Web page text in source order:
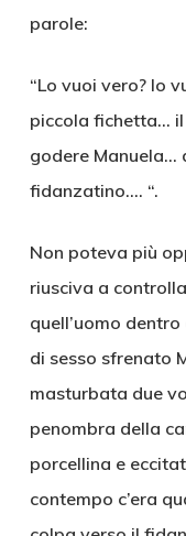
parole:
“Lo vuoi vero? lo
piccola fichetta…
godere Manuela…
fidanzatino…. “.
Non poteva più
riusciva a
quell’uomo
di sesso sfrenato
masturbata due
penombra della
porcellina e
contempo c’era